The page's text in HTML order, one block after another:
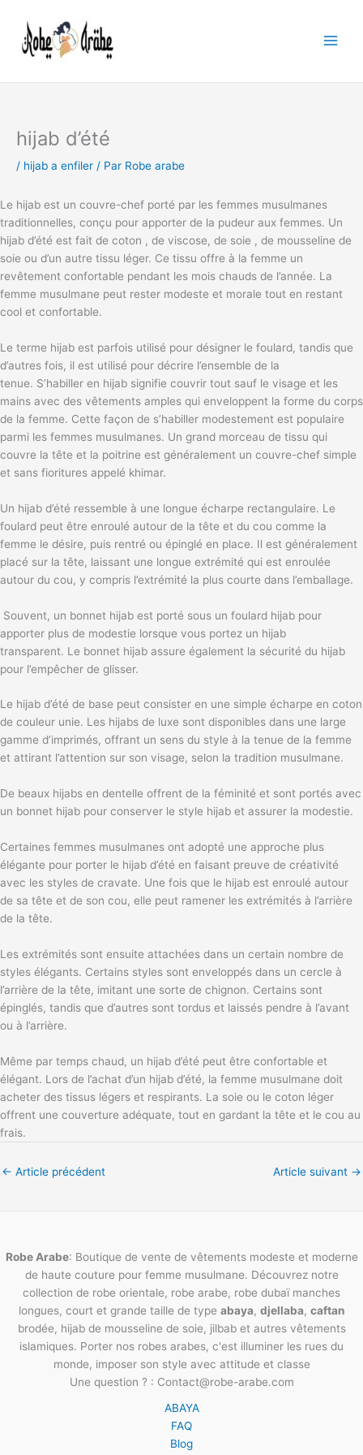
contenu
hijab d’été
/ hijab a enfiler / Par Robe arabe
Le hijab est un couvre-chef porté par les femmes musulmanes
traditionnelles, conçu pour apporter de la pudeur aux femmes. Un
hijab d’été est fait de coton , de viscose, de soie , de mousseline de
soie ou d’un autre tissu léger. Ce tissu offre à la femme un
revêtement confortable pendant les mois chauds de l’année. La
femme musulmane peut rester modeste et morale tout en restant
cool et confortable.
Le terme hijab est parfois utilisé pour désigner le foulard, tandis que
d’autres fois, il est utilisé pour décrire l’ensemble de la
tenue. S’habiller en hijab signifie couvrir tout sauf le visage et les
mains avec des vêtements amples qui enveloppent la forme du corps
de la femme. Cette façon de s’habiller modestement est populaire
parmi les femmes musulmanes. Un grand morceau de tissu qui
couvre la tête et la poitrine est généralement un couvre-chef simple
et sans fioritures appelé khimar.
Un hijab d’été ressemble à une longue écharpe rectangulaire. Le
foulard peut être enroulé autour de la tête et du cou comme la
femme le désire, puis rentré ou épinglé en place. Il est généralement
placé sur la tête, laissant une longue extrémité qui est enroulée
autour du cou, y compris l’extrémité la plus courte dans l’emballage.
Souvent, un bonnet hijab est porté sous un foulard hijab pour
apporter plus de modestie lorsque vous portez un hijab
transparent. Le bonnet hijab assure également la sécurité du hijab
pour l’empêcher de glisser.
Le hijab d’été de base peut consister en une simple écharpe en coton
de couleur unie. Les hijabs de luxe sont disponibles dans une large
gamme d’imprimés, offrant un sens du style à la tenue de la femme
et attirant l’attention sur son visage, selon la tradition musulmane.
De beaux hijabs en dentelle offrent de la féminité et sont portés avec
un bonnet hijab pour conserver le style hijab et assurer la modestie.
Certaines femmes musulmanes ont adopté une approche plus
élégante pour porter le hijab d’été en faisant preuve de créativité
avec les styles de cravate. Une fois que le hijab est enroulé autour
de sa tête et de son cou, elle peut ramener les extrémités à l’arrière
de la tête.
Les extrémités sont ensuite attachées dans un certain nombre de
styles élégants. Certains styles sont enveloppés dans un cercle à
l’arrière de la tête, imitant une sorte de chignon. Certains sont
épinglés, tandis que d’autres sont tordus et laissés pendre à l’avant
ou à l’arrière.
Même par temps chaud, un hijab d’été peut être confortable et
élégant. Lors de l’achat d’un hijab d’été, la femme musulmane doit
acheter des tissus légers et respirants. La soie ou le coton léger
offrent une couverture adéquate, tout en gardant la tête et le cou au
frais.
← Article précédent Article suivant →
Robe Arabe: Boutique de vente de vêtements modeste et moderne
de haute couture pour femme musulmane. Découvrez notre
collection de robe orientale, robe arabe, robe dubaï manches
longues, court et grande taille de type abaya, djellaba, caftan
brodée, hijab de mousseline de soie, jilbab et autres vêtements
islamiques. Porter nos robes arabes, c'est illuminer les rues du
monde, imposer son style avec attitude et classe
Une question ? : Contact@robe-arabe.com
ABAYA
FAQ
Blog